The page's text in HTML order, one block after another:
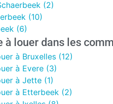
(2)
(10)
(6)
à louer dans les
à Bruxelles (12)
à Evere (3)
à Jette (1)
à Etterbeek (2)